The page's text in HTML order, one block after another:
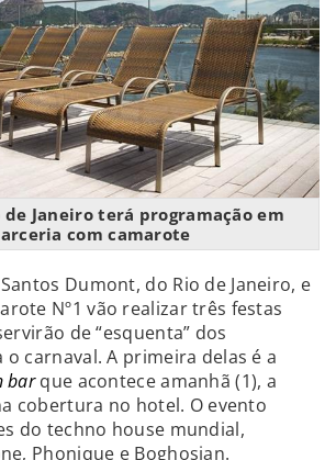
de Janeiro terá programação em
com camarote
Dumont, do Rio de Janeiro, e
Nº1 vão realizar três festas
de “esquenta” dos
carnaval. A primeira delas é a
barque acontece amanhã (1), a
cobertura no hotel. O evento
do techno house mundial,
Phonique e Boghosian.